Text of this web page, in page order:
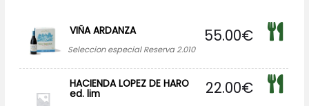
VIÑA ARDANZA
Seleccion especial Reserva 2.010
55.00€
HACIENDA LOPEZ DE HARO
ed. lim 22.00€